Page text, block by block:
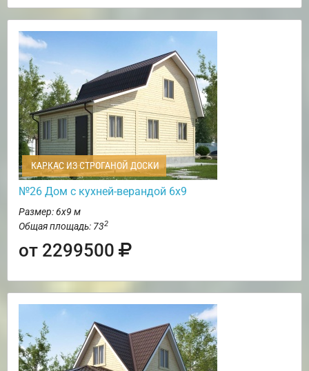
КАРКАС ИЗ СТРОГАНОЙ ДОСКИ
№26 Дом с кухней-верандой 6х9
Размер: 6х9 м
Общая площадь: 732
от 2299500